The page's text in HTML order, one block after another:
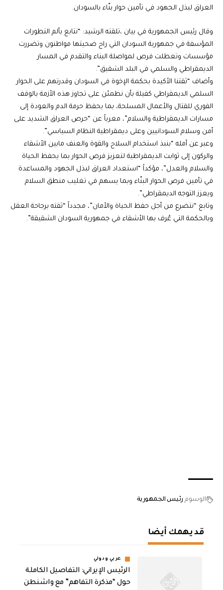
العراق لبذل الجهود في تأمين حوار بنّاء بالسودان.
وقال رئيس الجمهورية في بيان ،تلقته الرشيد: “نتابع بألم التطورات
المؤسفة في جمهورية السودان التي راح ضحيتها مواطنون وتضررت
مؤسسات وتعطلت فرص لمواصلة البناء والتقدم في المسار
الديمقراطي والسلمي في البلد الشقيق”.
وأضاف “ثقتنا الأكيدة بحكمة الإخوة في السودان وقدرتهم على الحوار
السلمي الديمقراطي كفيلة بأن نطمئن على تجاوز هذه الأزمة بالوقف
الفوري للقتال والأعمال المسلحة، بما يحفظ حرمة الدم والعودة إلى
مسارات الديمقراطية والسلام”، معرباً عن “حرص العراق الشديد على
أمن وسلام السودانيين وعلى ديمقراطية النظام السياسي”.
وعبر عن أمله “بنبذ استخدام السلاح والقوة والعنف مابين الأشقاء
والركون إلى ثوابت الديمقراطية لتعزيز فرص الحوار بما يحفظ الحياة
والسلام والعدل”، مؤكداً “استعداد العراق لبذل الجهود والمساعدة
في تأمين فرص الحوار البنّاء وبما يسهم في تغليب منطق السلام
ويعزز التوجه الديمقراطي”.
وتابع “نتضرع من أجل حفظ الحياة والأمان”، مجدداً “ثقته برجاحة العقل
وبالحكمة التي عُرف بها الأشقاء في جمهورية السودان الشقيقة”.
الوسوم رئيس الجمهورية
قد يهمك أيضا
عربي ودولي
الرئيس الإيراني: التفاصيل الكاملة
حول “مذكرة التفاهم” مع واشنطن